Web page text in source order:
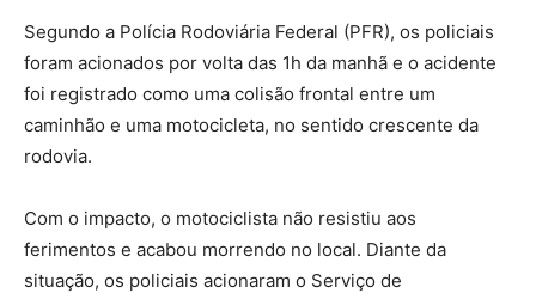
Segundo a Polícia Rodoviária Federal (PFR), os policiais
foram acionados por volta das 1h da manhã e o acidente
foi registrado como uma colisão frontal entre um
caminhão e uma motocicleta, no sentido crescente da
rodovia.
Com o impacto, o motociclista não resistiu aos
ferimentos e acabou morrendo no local. Diante da
situação, os policiais acionaram o Serviço de